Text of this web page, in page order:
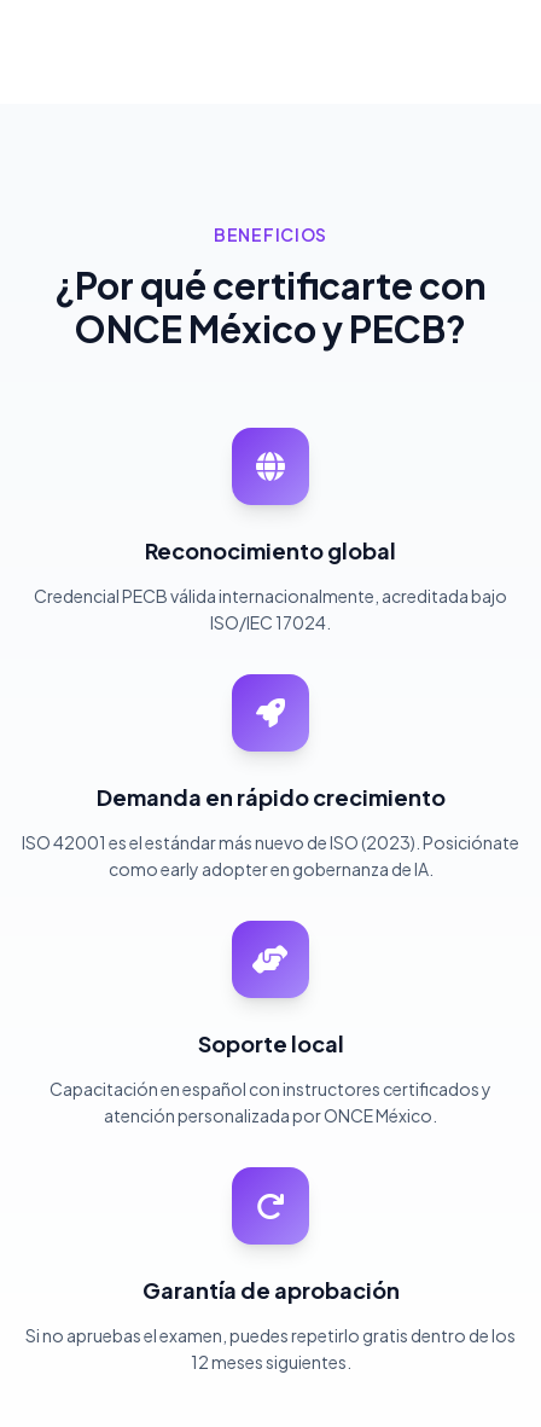
BENEFICIOS
¿Por qué certificarte con
ONCE México y PECB?
Reconocimiento global
Credencial PECB válida internacionalmente, acreditada bajo
ISO/IEC 17024.
Demanda en rápido crecimiento
ISO 42001 es el estándar más nuevo de ISO (2023). Posiciónate
como early adopter en gobernanza de IA.
Soporte local
Capacitación en español con instructores certificados y
atención personalizada por ONCE México.
Garantía de aprobación
Si no apruebas el examen, puedes repetirlo gratis dentro de los
12 meses siguientes.